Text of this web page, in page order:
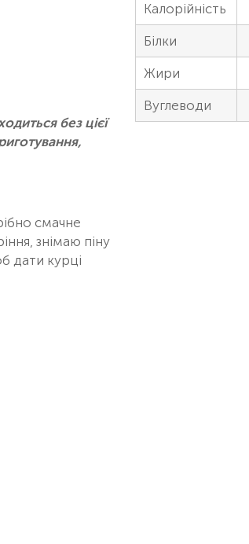
без цієї
смачне
знімаю піну
дати курці
Калорійність
Білки
Жири
Вуглеводи